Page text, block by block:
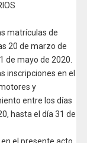
matrículas de
20 de marzo de
de mayo de 2020.
inscripciones en el
y
entre los días
hasta el día 31 de